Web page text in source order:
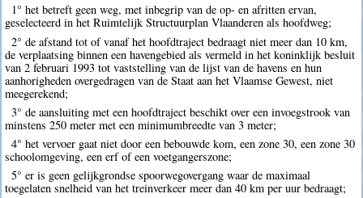
1° het betreft geen weg, met inbegrip van de op- en afritten ervan,
geselecteerd in het Ruimtelijk Structuurplan Vlaanderen als hoofdweg;
2° de afstand tot of vanaf het hoofdtraject bedraagt niet meer dan 10 km,
de verplaatsing binnen een havengebied als vermeld in het koninklijk besluit
van 2 februari 1993 tot vaststelling van de lijst van de havens en hun
aanhorigheden overgedragen van de Staat aan het Vlaamse Gewest, niet
meegerekend;
3° de aansluiting met een hoofdtraject beschikt over een invoegstrook van
minstens 250 meter met een minimumbreedte van 3 meter;
4° het vervoer gaat niet door een bebouwde kom, een zone 30, een zone 30
schoolomgeving, een erf of een voetgangerszone;
5° er is geen gelijkgrondse spoorwegovergang waar de maximaal
toegelaten snelheid van het treinverkeer meer dan 40 km per uur bedraagt;